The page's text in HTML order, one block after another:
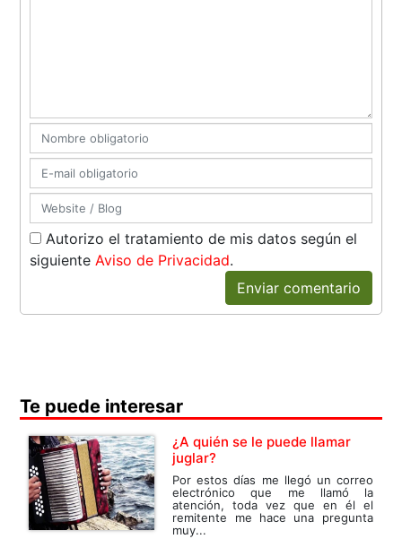
Autorizo el tratamiento de mis datos según el
siguienteAviso de Privacidad.
Enviar comentario
Te puede interesar
¿A quién se le puede llamar
juglar?
Por estos días me llegó un correo
electrónico que me llamó la
atención, toda vez que en él el
remitente me hace una pregunta
muy...